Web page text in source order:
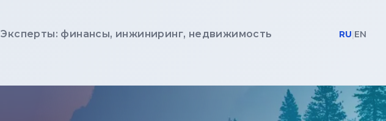
Эксперты: финансы, инжиниринг, недвижимость RU|EN